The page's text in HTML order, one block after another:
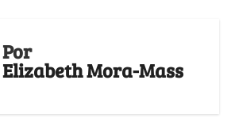
Por
Elizabeth Mora-Mass